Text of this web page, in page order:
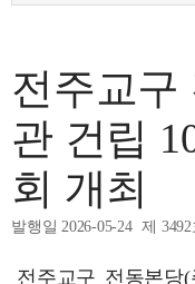
전주교구
관 건립
회 개최
발행일 2026-05-24 제 3492
전주교구 전동본당